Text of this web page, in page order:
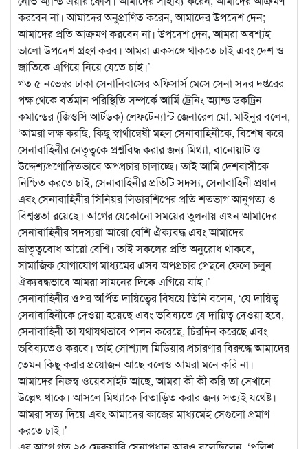
করবেন না। আমাদের অনুপ্রাণিত করেন, আমাদের উপদেশ দেন;
আমাদের প্রতি আক্রমণ করবেন না। উপদেশ দেন, আমরা অবশ্যই
ভালো উপদেশ গ্রহণ করব। আমরা একসঙ্গে থাকতে চাই এবং দেশ ও
জাতিকে এগিয়ে নিয়ে যেতে চাই।’
গত ৫ নভেম্বর ঢাকা সেনানিবাসের অফিসার্স মেসে সেনা সদর দপ্তরের
পক্ষ থেকে বর্তমান পরিস্থিতি সম্পর্কে আর্মি ট্রেনিং অ্যান্ড ডকট্রিন
কমান্ডের (জিওসি আর্টডক) লেফটেন্যান্ট জেনারেল মো. মাইনুর বলেন,
‘আমরা লক্ষ করছি, কিছু স্বার্থান্বেষী মহল সেনাবাহিনীকে, বিশেষ করে
সেনাবাহিনীর নেতৃত্বকে প্রশ্নবিদ্ধ করার জন্য মিথ্যা, বানোয়াট ও
উদ্দেশ্যপ্রণোদিতভাবে অপপ্রচার চালাচ্ছে। তাই আমি দেশবাসীকে
নিশ্চিত করতে চাই, সেনাবাহিনীর প্রতিটি সদস্য, সেনাবাহিনী প্রধান
এবং সেনাবাহিনীর সিনিয়র লিডারশিপের প্রতি শতভাগ আনুগত্য ও
বিশ্বস্ততা রয়েছে। আগের যেকোনো সময়ের তুলনায় এখন আমাদের
সেনাবাহিনীর সদস্যরা আরো বেশি ঐক্যবদ্ধ এবং আমাদের
ভ্রাতৃত্ববোধ আরো বেশি। তাই সকলের প্রতি অনুরোধ থাকবে,
সামাজিক যোগাযোগ মাধ্যমের এসব অপপ্রচার পেছনে ফেলে চলুন
ঐক্যবদ্ধভাবে আমরা সামনের দিকে এগিয়ে যাই।’
সেনাবাহিনীর ওপর অর্পিত দায়িত্বের বিষয়ে তিনি বলেন, ‘যে দায়িত্ব
সেনাবাহিনীকে দেওয়া হয়েছে এবং ভবিষ্যতে যে দায়িত্ব দেওয়া হবে,
সেনাবাহিনী তা যথাযথভাবে পালন করেছে, চিরদিন করেছে এবং
ভবিষ্যতেও করবে। তাই সোশ্যাল মিডিয়ার প্রচারণার বিরুদ্ধে আমাদের
তেমন কিছু করার প্রয়োজন আছে বলেও আমরা মনে করি না।
আমাদের নিজস্ব ওয়েবসাইট আছে, আমরা কী কী করি তা সেখানে
উল্লেখ থাকে। আসলে মিথ্যাকে বিতাড়িত করার জন্য সত্যই যথেষ্ট।
আমরা সত্য দিয়ে এবং আমাদের কাজের মাধ্যমেই সেগুলো প্রমাণ
করতে চাই।’